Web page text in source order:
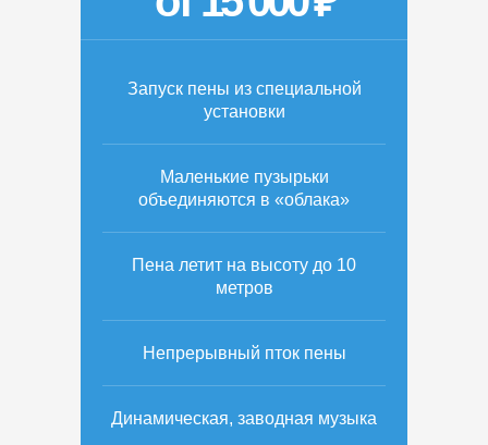
Запуск пены из специальной
установки
Маленькие пузырьки
объединяются в «облака»
Пена летит на высоту до 10
метров
Непрерывный пток пены
Динамическая, заводная музыка